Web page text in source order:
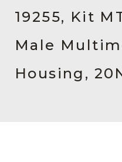
19255, Kit
Male
Housing,